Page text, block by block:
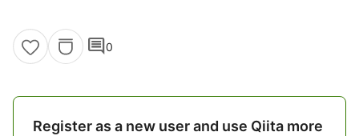
comment0
Register as a new user and use Qiita more